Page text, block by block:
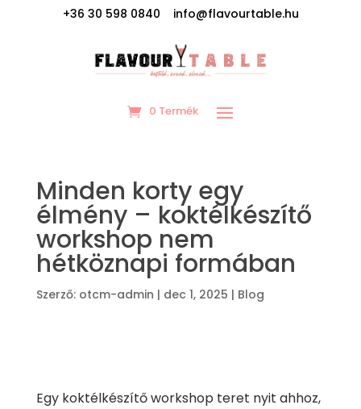
+36 30 598 0840 info@flavourtable.hu
0 Termék
Minden korty egy
élmény – koktélkészítő
workshop nem
hétköznapi formában
Szerző: otcm-admin | dec 1, 2025 | Blog
Egy koktélkészítő workshop teret nyit ahhoz,